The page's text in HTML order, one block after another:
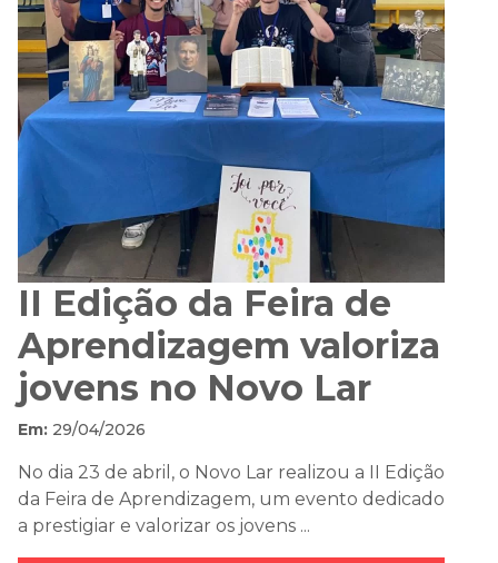
II Edição da Feira de
Aprendizagem valoriza
jovens no Novo Lar
Em: 29/04/2026
No dia 23 de abril, o Novo Lar realizou a II Edição
da Feira de Aprendizagem, um evento dedicado
a prestigiar e valorizar os jovens ...